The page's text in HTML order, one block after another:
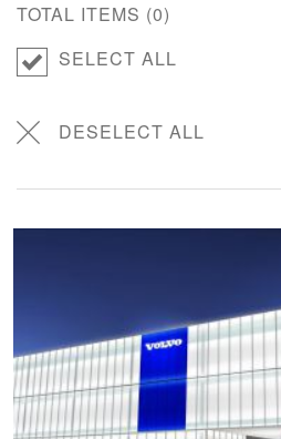
TOTAL ITEMS (0)
SELECT ALL
DESELECT ALL